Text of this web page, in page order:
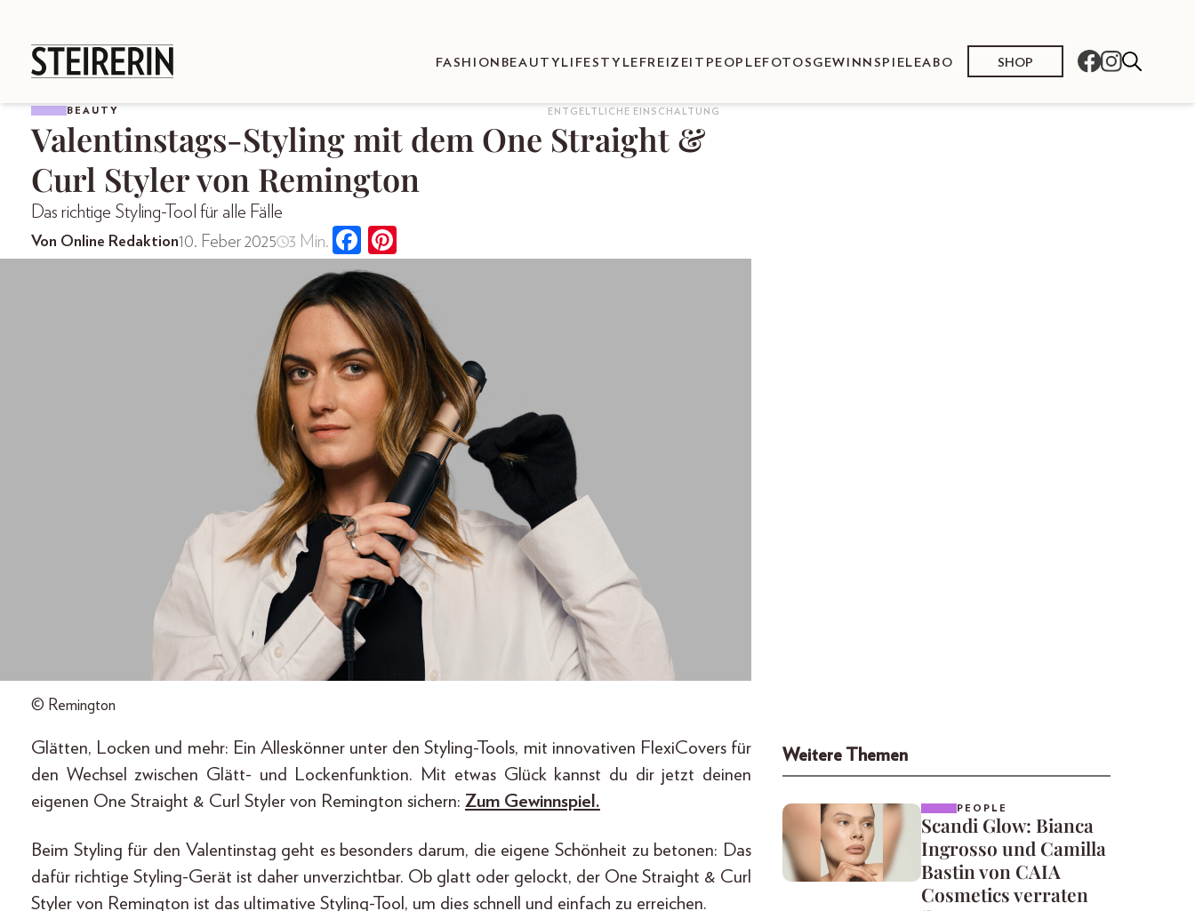
FASHION BEAUTY LIFESTYLE FREIZEIT PEOPLE FOTOS GEWINNSPIELEABO SHOP
BEAUTY ENTGELTLICHE EINSCHALTUNG
Valentinstags-Styling mit dem One Straight &
Curl Styler von Remington
Das richtige Styling-Tool für alle Fälle
Von Online Redaktion10. Feber 2025 3 Min.
© Remington
Glätten, Locken und mehr: Ein Alleskönner unter den Styling-Tools, mit innovativen FlexiCovers für
den Wechsel zwischen Glätt- und Lockenfunktion. Mit etwas Glück kannst du dir jetzt deinen
eigenen One Straight & Curl Styler von Remington sichern: Zum Gewinnspiel.
Beim Styling für den Valentinstag geht es besonders darum, die eigene Schönheit zu betonen: Das
dafür richtige Styling-Gerät ist daher unverzichtbar. Ob glatt oder gelockt, der One Straight & Curl
Styler von Remington ist das ultimative Styling-Tool, um dies schnell und einfach zu erreichen.
Weitere Themen
PEOPLE
Scandi Glow: Bianca
Ingrosso und Camilla
Bastin von CAIA
Cosmetics verraten